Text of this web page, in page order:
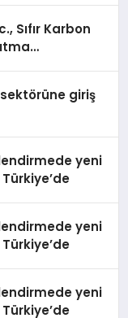
Sıfır Karbon
giriş
yeni
yeni
yeni